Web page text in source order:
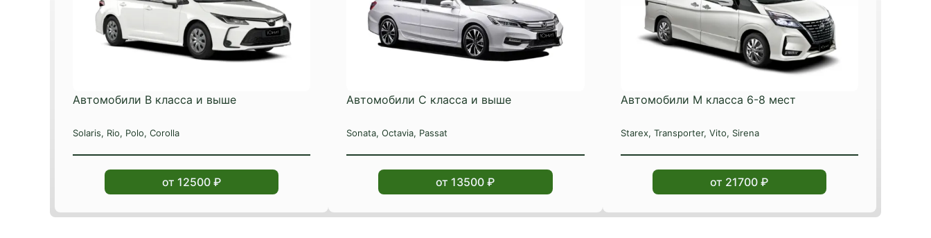
Автомобили B класса и выше
Solaris, Rio, Polo, Corolla
от 12500 ₽
Автомобили C класса и выше
Sonata, Octavia, Passat
от 13500 ₽
Автомобили М класса 6-8 мест
Starex, Transporter, Vito, Sirena
от 21700 ₽